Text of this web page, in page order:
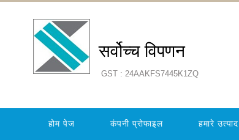
सर्वोच्च विपणन
GST : 24AAKFS7445K1ZQ
होम पेज कंपनी प्रोफाइल हमारे उत्पाद